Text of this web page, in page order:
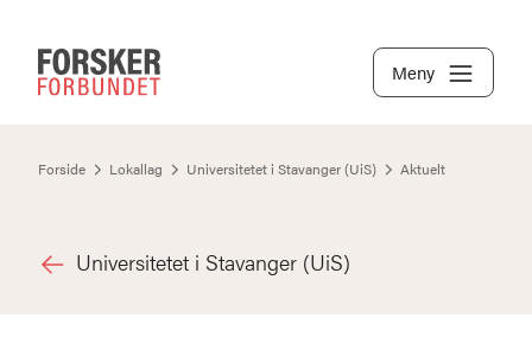
Meny
Forside Lokallag Universitetet i Stavanger (UiS) Aktuelt
Universitetet i Stavanger (UiS)